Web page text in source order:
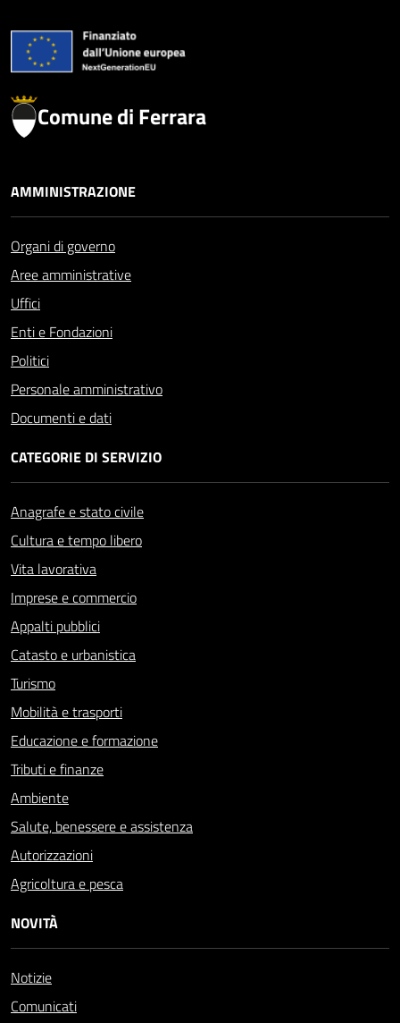
Comune di Ferrara
AMMINISTRAZIONE
Organi di governo
Aree amministrative
Uffici
Enti e Fondazioni
Politici
Personale amministrativo
Documenti e dati
CATEGORIE DI SERVIZIO
Anagrafe e stato civile
Cultura e tempo libero
Vita lavorativa
Imprese e commercio
Appalti pubblici
Catasto e urbanistica
Turismo
Mobilità e trasporti
Educazione e formazione
Tributi e finanze
Ambiente
Salute, benessere e assistenza
Autorizzazioni
Agricoltura e pesca
NOVITÀ
Notizie
Comunicati